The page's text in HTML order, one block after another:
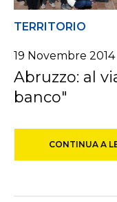
TERRITORIO
19 Novembre 2014
Abruzzo: al
banco"
CONTINUA A